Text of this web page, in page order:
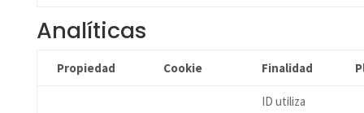
Analíticas
Propiedad Cookie Finalidad
ID utiliza